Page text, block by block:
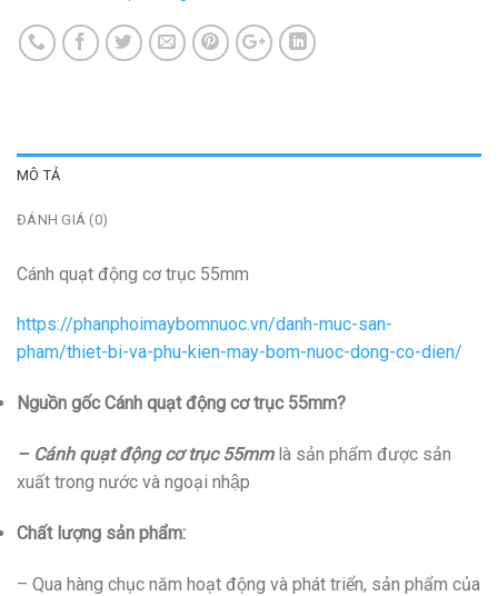
MÔ TẢ
ĐÁNH GIÁ (0)
Cánh quạt động cơ trục 55mm
https://phanphoimaybomnuoc.vn/danh-muc-san-
pham/thiet-bi-va-phu-kien-may-bom-nuoc-dong-co-dien/
Nguồn gốc Cánh quạt động cơ trục 55mm?
– Cánh quạt động cơ trục 55mmlà sản phẩm được sản
xuất trong nước và ngoại nhập
Chất lượng sản phẩm:
– Qua hàng chục năm hoạt động và phát triển, sản phẩm của